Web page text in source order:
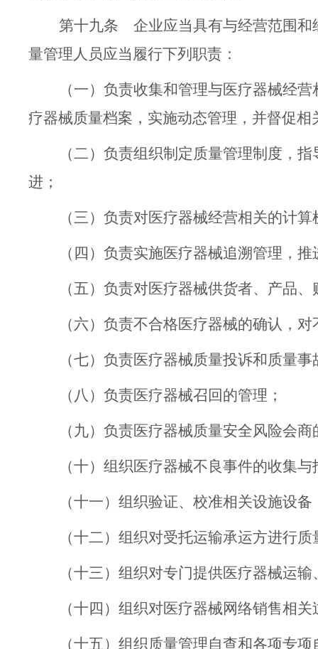
第十九条 企业应当具有与经营范围
量管理人员应当履行下列 职责：
（一） 负责收集和管理与医疗器械经营
疗器械质量档案，实施动态管理，并督促
（二） 负责组织制 定质量管理制度，
进；
（三） 负责对医疗器械经营相关的计算
（四） 负责实施医疗器械追溯管理，
（五） 负责对医疗器械供货者、产品
（六） 负责不合格医疗器械的确认，
（七） 负责医疗器械质量投诉和质量
（八） 负责医疗器械召回的管理；
（九） 负责医疗器械质量安全风险会商
（十） 组织医疗器械不良事件的收集与
（十一） 组织验证、校准相关设施设备
（十二） 组织对受托运输承运方进行
（十三） 组织对专门提供医疗器械运
（十四） 组织对医疗器械网络销售相
（十五） 组织质量管理自查和各项专项